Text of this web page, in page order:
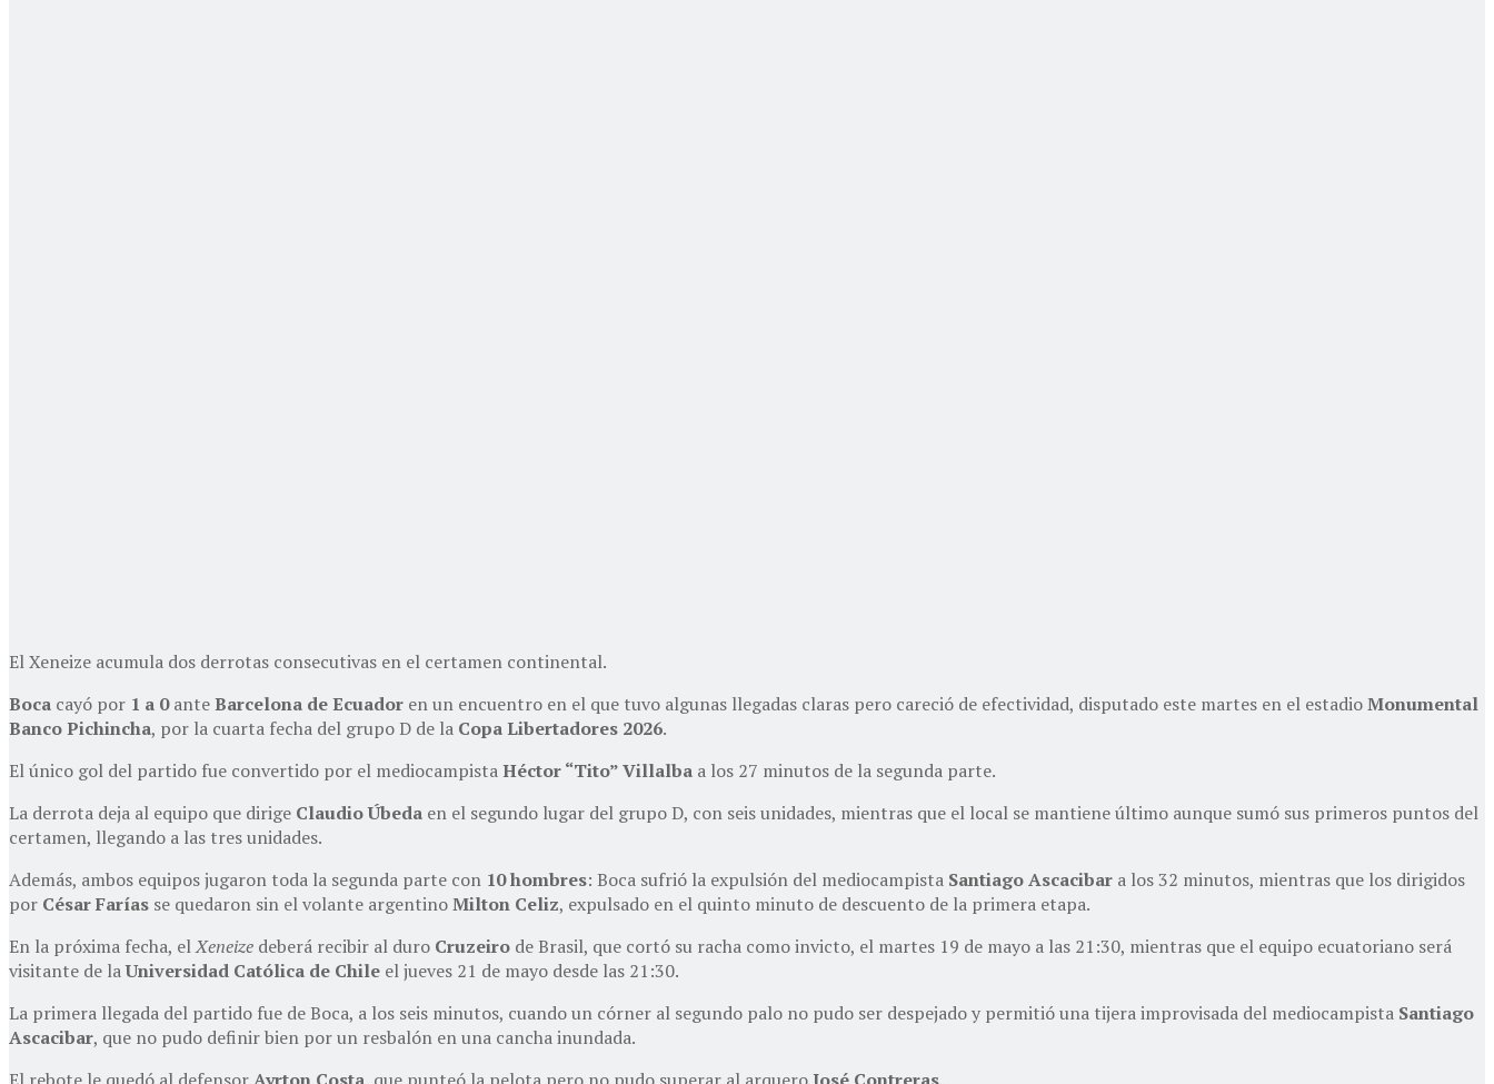
El Xeneize acumula dos derrotas consecutivas en el certamen continental.
Boca cayó por 1 a 0anteBarcelona de Ecuador en un encuentro en el que tuvo algunas llegadas claras pero careció de efectividad, disputado este martes en el estadioMonumental
Banco Pichincha, por la cuarta fecha del grupo D de la Copa Libertadores 2026.
El único gol del partido fue convertido por el mediocampistaHéctor “Tito” Villalba a los 27 minutos de la segunda parte.
La derrota deja al equipo que dirige Claudio Úbeda en el segundo lugar del grupo D, con seis unidades, mientras que el local se mantiene último aunque sumó sus primeros puntos del
certamen, llegando a las tres unidades.
Además, ambos equipos jugaron toda la segunda parte con 10 hombres: Boca sufrió la expulsión del mediocampista Santiago Ascacibar a los 32 minutos, mientras que los dirigidos
por César Farías se quedaron sin el volante argentinoMilton Celiz, expulsado en el quinto minuto de descuento de la primera etapa.
En la próxima fecha, elXeneize deberá recibir al duro Cruzeiro de Brasil, que cortó su racha como invicto, el martes 19 de mayo a las 21:30, mientras que el equipo ecuatoriano será
visitante de laUniversidad Católica de Chile el jueves 21 de mayo desde las 21:30.
La primera llegada del partido fue de Boca, a los seis minutos, cuando un córner al segundo palo no pudo ser despejado y permitió una tijera improvisada del mediocampista Santiago
Ascacibar, que no pudo definir bien por un resbalón en una cancha inundada.